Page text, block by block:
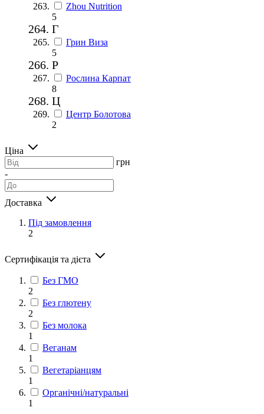
Zhou Nutrition
5
Г
Грин Виза
5
Р
Рослина Карпат
8
Ц
Центр Болотова
2
Ціна
грн
-
Доставка
Під замовлення
2
Сертифікація та дієта
Без ГМО
2
Без глютену
2
Без молока
1
Веганам
1
Вегетаріанцям
1
Органічні/натуральні
1